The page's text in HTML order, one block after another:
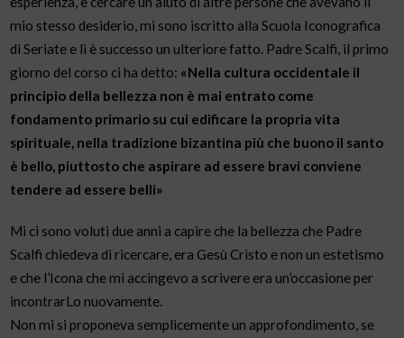
mio stesso desiderio, mi sono iscritto alla Scuola Iconografica
di Seriate e li è successo un ulteriore fatto. Padre Scalfi, il primo
giorno del corso ci ha detto: «Nella cultura occidentale il
principio della bellezza non è mai entrato come
fondamento primario su cui edificare la propria vita
spirituale, nella tradizione bizantina più che buono il santo
è bello, piuttosto che aspirare ad essere bravi conviene
tendere ad essere belli»
Mi ci sono voluti due anni a capire che la bellezza che Padre
Scalfi chiedeva di ricercare, era Gesù Cristo e non un estetismo
e che l’Icona che mi accingevo a scrivere era un’occasione per
incontrarLo nuovamente.
Non mi si proponeva semplicemente un approfondimento, se